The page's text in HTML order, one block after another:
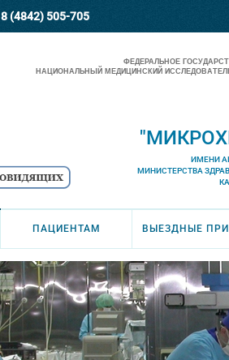
8 (4842) 505-705
ФЕДЕРАЛЬНОЕ
НАЦИОНАЛЬНЫЙ МЕДИЦИНСКИЙ
ИМЕНИ
МИНИСТЕРСТВА
ПАЦИЕНТАМ ВЫЕЗДНЫЕ